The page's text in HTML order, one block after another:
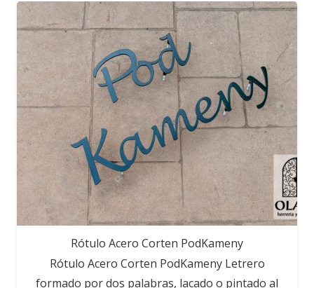
Rótulo Acero Corten PodKameny
Rótulo Acero Corten PodKameny Letrero
formado por dos palabras, lacado o pintado al